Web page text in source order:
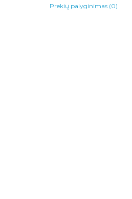
Prekių palyginimas (0)